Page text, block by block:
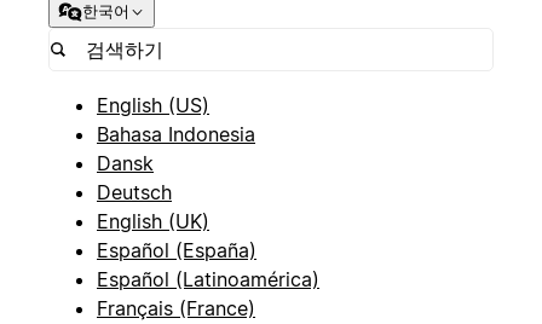
한국어
English (US)
Bahasa Indonesia
Dansk
Deutsch
English (UK)
Español (España)
Español (Latinoamérica)
Français (France)